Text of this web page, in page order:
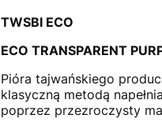
TWSBI ECO
ECO TRANSPARENT
Pióra tajwańskiego
klasyczną metodą
poprzez przezroczysty